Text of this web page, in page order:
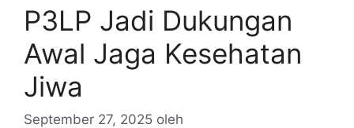
P3LP Jadi Dukungan
Awal Jaga Kesehatan
Jiwa
September 27, 2025 oleh